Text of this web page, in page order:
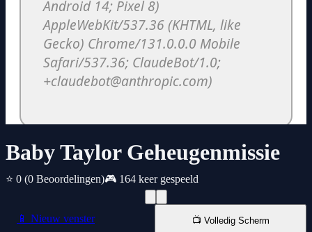
Baby Taylor Geheugenmissie
⭐ 0 (0 Beoordelingen)🎮 164 keer gespeeld
📱 Nieuw venster 📺 Volledig Scherm